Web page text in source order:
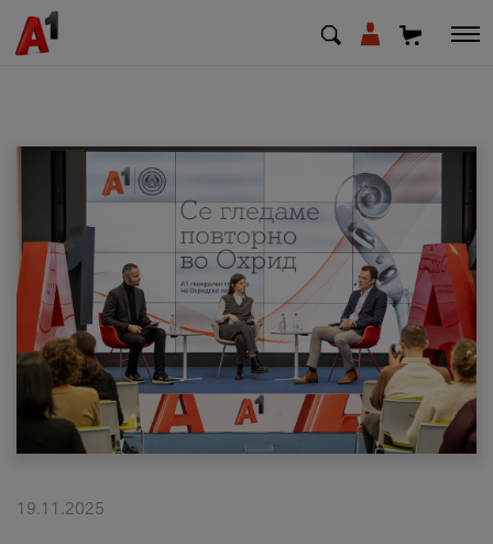
МК SQ
Приватни Деловни
Поддршка
Надополни кредит
19.11.2025